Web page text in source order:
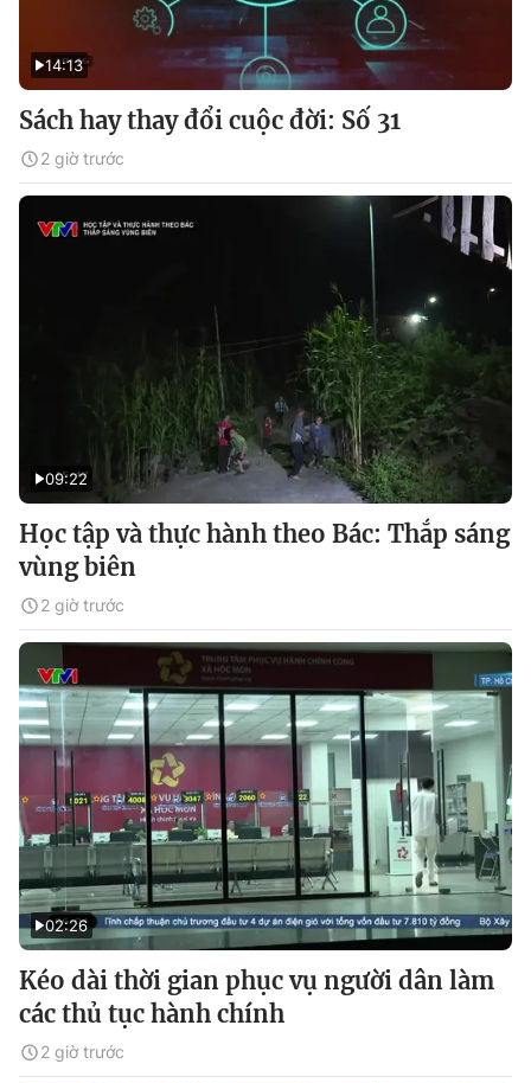
14:13
Sách hay thay đổi cuộc đời: Số 31
2 giờ trước
09:22
Học tập và thực hành theo Bác: Thắp sáng
vùng biên
2 giờ trước
02:26
Kéo dài thời gian phục vụ người dân làm
các thủ tục hành chính
2 giờ trước